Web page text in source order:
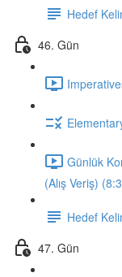
Hedef
46. Gün
Günlük
(Alış Veriş)
Hedef
47. Gün